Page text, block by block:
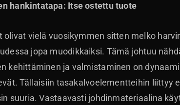
hankintatapa: Itse ostettu tuote
olivat vielä vuosikymmen sitten melko
jopa muodikkaiksi. Tämä johtuu
kehittäminen ja valmistaminen on
Tällaisiin tasakalvoelementteihin liittyy
suuria. Vastaavasti johdinmateriaalina